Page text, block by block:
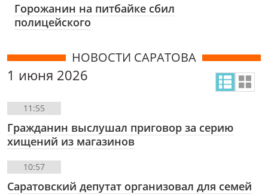
Горожанин на питбайке сбил
полицейского
НОВОСТИ САРАТОВА
1 июня 2026
11:55
Гражданин выслушал приговор за серию
хищений из магазинов
10:57
Саратовский депутат организовал для семей